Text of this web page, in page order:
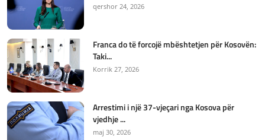
qershor 24, 2026
Franca do të forcojë mbështetjen për Kosovën:
Taki...
Korrik 27, 2026
Arrestimi i një 37-vjeçari nga Kosova për
vjedhje ...
maj 30, 2026